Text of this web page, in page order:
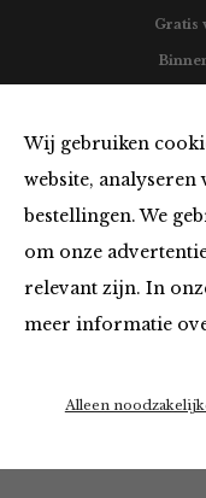
Wij gebruiken
website,
bestellingen. We
om onze
relevant zijn. In
meer informatie
Alleen
Gratis
Blazers &
Home Winkel